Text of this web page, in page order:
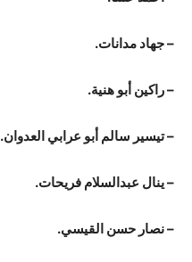
– جهاد مدانات.
– راكين أبو هنية.
– تيسير سالم أبو عرابي العدوان.
– ينال عبدالسلام فريحات.
– نصار حسن القيسي.